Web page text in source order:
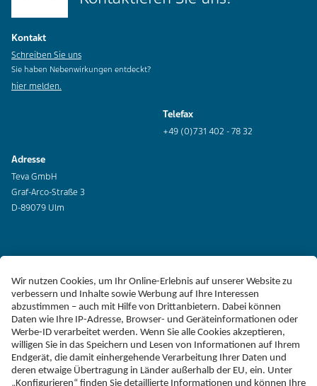
Kontakt
Schreiben Sie uns
Sie haben Nebenwirkungen entdeckt?
hier melden.
Telefax
+49 (0)731 402 - 78 32
Adresse
Teva GmbH
Graf-Arco-Straße 3
D-89079 Ulm
Erklärung zur Barrierefreiheit
Impressum
Liefer-AGB
Datenschutz
Haftungsausschluss